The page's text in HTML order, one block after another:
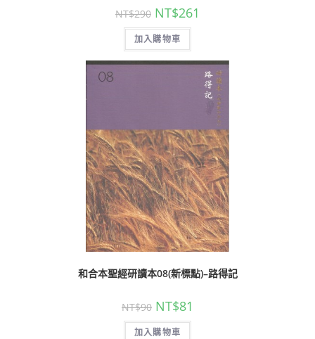
NT$290 NT$261
加入購物車
和合本聖經研讀本08(新標點)–路得記
NT$90 NT$81
加入購物車